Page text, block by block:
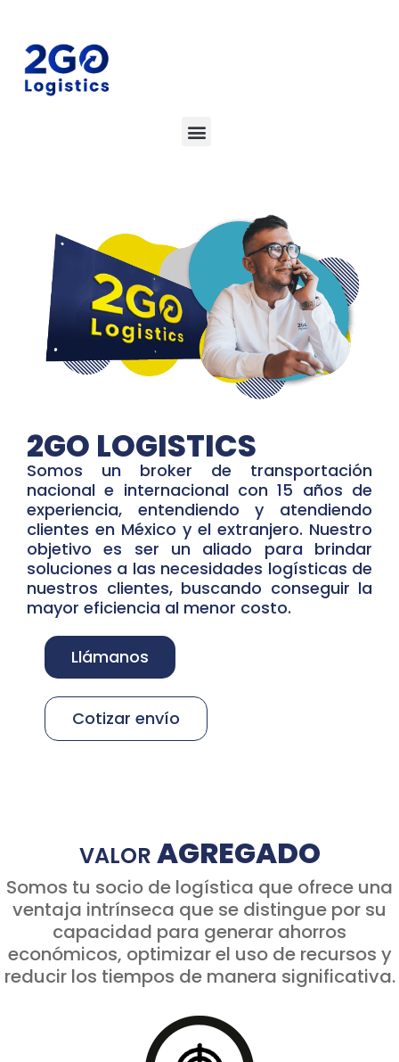
2GO LOGISTICS
Somos un broker de transportación
nacional e internacional con 15 años de
experiencia, entendiendo y atendiendo
clientes en México y el extranjero. Nuestro
objetivo es ser un aliado para brindar
soluciones a las necesidades logísticas de
nuestros clientes, buscando conseguir la
mayor eficiencia al menor costo.
Llámanos
Cotizar envío
VALOR AGREGADO
Somos tu socio de logística que ofrece una
ventaja intrínseca que se distingue por su
capacidad para generar ahorros
económicos, optimizar el uso de recursos y
reducir los tiempos de manera significativa.